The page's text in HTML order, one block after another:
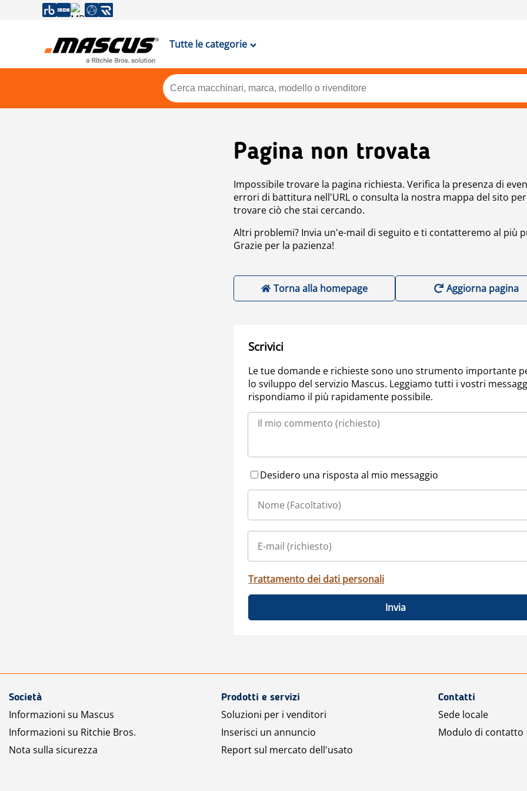
Tutte le categorie
Pagina non trovata
Impossibile trovare la pagina richiesta. Verifica la presenza di
errori di battitura nell'URL o consulta la nostra mappa del sito per
trovare ciò che stai cercando.
Altri problemi? Invia un'e-mail di seguito e ti contatteremo al più
Grazie per la pazienza!
Torna alla homepage Aggiorna pagina
Scrivici
Le tue domande e richieste sono uno strumento importante
lo sviluppo del servizio Mascus. Leggiamo tutti i vostri
rispondiamo il più rapidamente possibile.
Desidero una risposta al mio messaggio
Trattamento dei dati personali
Invia
Società
Informazioni su Mascus
Informazioni su Ritchie Bros.
Nota sulla sicurezza
Prodotti e servizi
Soluzioni per i venditori
Inserisci un annuncio
Report sul mercato dell'usato
Contatti
Sede locale
Modulo di contatto